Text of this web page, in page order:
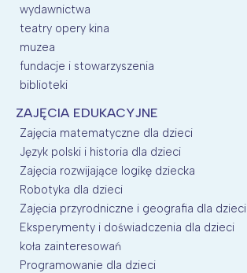
wydawnictwa
teatry opery kina
muzea
fundacje i stowarzyszenia
biblioteki
ZAJĘCIA EDUKACYJNE
Zajęcia matematyczne dla dzieci
Język polski i historia dla dzieci
Zajęcia rozwijające logikę dziecka
Robotyka dla dzieci
Zajęcia przyrodniczne i geografia dla dzieci
Eksperymenty i doświadczenia dla dzieci
koła zainteresowań
Programowanie dla dzieci